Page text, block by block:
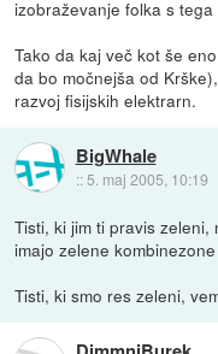
izobraževanje folka s tega
Tako da kaj več kot še
da bo močnejša od
razvoj fisijskih elektrarn.
BigWhale
:: 5. maj 2005, 10:19
Tisti, ki jim ti pravis
imajo zelene
Tisti, ki smo res zeleni,